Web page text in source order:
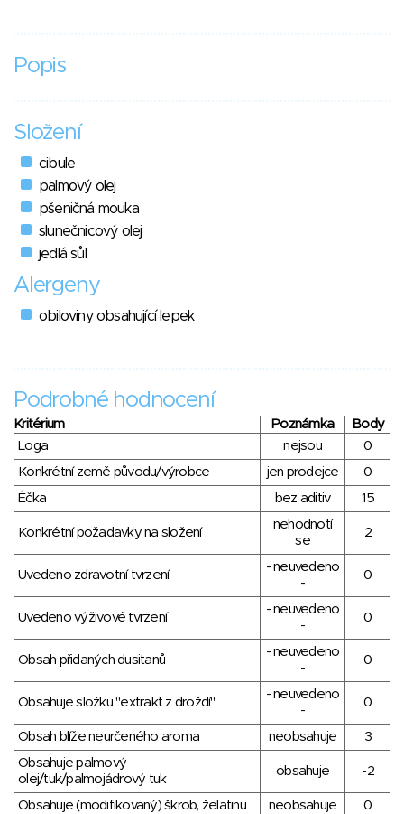
Popis
Složení
cibule
palmový olej
pšeničná mouka
slunečnicový olej
jedlá sůl
Alergeny
obiloviny obsahující lepek
Podrobné hodnocení
Kritérium Poznámka
Body
Loga
nejsou
0
Konkrétní země původu/výrobce
jen prodejce
0
Éčka
bez aditiv 15
Konkrétní požadavky na složení
nehodnotí
se
2
Uvedeno zdravotní tvrzení
- neuvedeno
-
0
Uvedeno výživové tvrzení
- neuvedeno
-
0
Obsah přidaných dusitanů
- neuvedeno
-
0
Obsahuje složku "extrakt z droždí"
- neuvedeno
-
0
Obsah blíže neurčeného aroma neobsahuje
3
Obsahuje palmový
olej/tuk/palmojádrový tuk
obsahuje -2
Obsahuje (modifikovaný) škrob, želatinu neobsahuje 0